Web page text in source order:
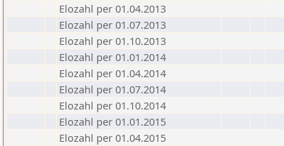
Elozahl per 01.04.2013
Elozahl per 01.07.2013
Elozahl per 01.10.2013
Elozahl per 01.01.2014
Elozahl per 01.04.2014
Elozahl per 01.07.2014
Elozahl per 01.10.2014
Elozahl per 01.01.2015
Elozahl per 01.04.2015